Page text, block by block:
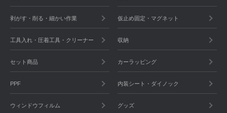
剥がす・削る・細かい作業 仮止め固定・マグネット
工具入れ・圧着工具・クリーナー 収納
セット商品 カーラッピング
PPF 内装シート・ダイノック
ウィンドウフィルム グッズ